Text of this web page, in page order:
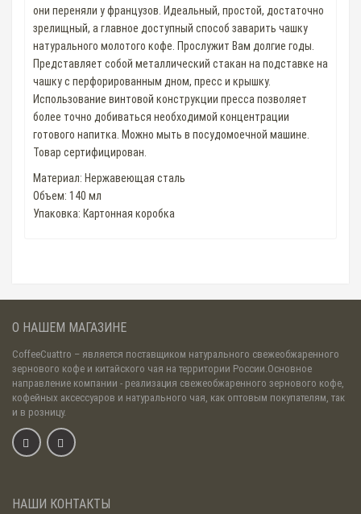
они переняли у французов. Идеальный, простой, достаточно
зрелищный, а главное доступный способ заварить чашку
натурального молотого кофе. Прослужит Вам долгие годы.
Представляет собой металлический стакан на подставке на
чашку с перфорированным дном, пресс и крышку.
Использование винтовой конструкции пресса позволяет
более точно добиваться необходимой концентрации
готового напитка. Можно мыть в посудомоечной машине.
Товар сертифицирован.
Материал: Нержавеющая сталь
Объем: 140 мл
Упаковка: Картонная коробка
О НАШЕМ МАГАЗИНЕ
CoffeeCuattro – является поставщиком натурального свежеобжаренного
зернового кофе и китайского чая на территории России.Основное
направление компании - реализация свежеобжаренного зернового кофе,
кофейных аксессуаров и натурального чая, как оптовым покупателям, так
и в розницу.
НАШИ КОНТАКТЫ